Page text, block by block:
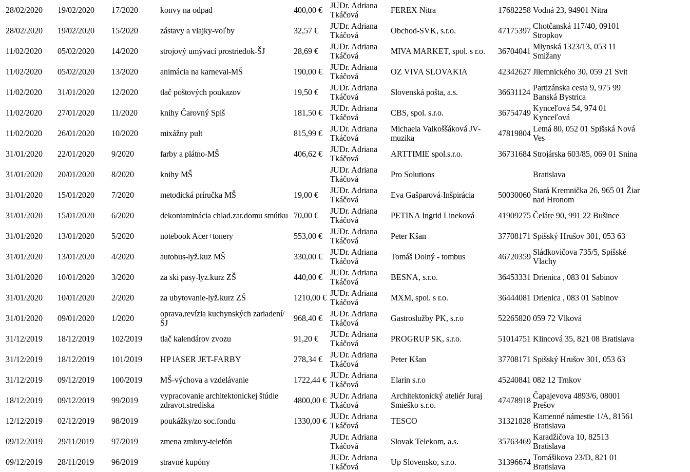
28/02/2020 19/02/2020 17/2020 konvy na odpad 400,00 €
JUDr. Adriana
Tkáčová
FEREX Nitra 17682258 Vodná 23, 94901 Nitra
28/02/2020 19/02/2020 15/2020 zástavy a vlajky-voľby 32,57 €
JUDr. Adriana
Tkáčová
Obchod-SVK, s.r.o. 47175397
Chotčanská 117/40, 09101
Stropkov
11/02/2020
05/02/2020 14/2020 strojový umývací prostriedok-ŠJ 28,69 €
JUDr. Adriana
Tkáčová
MIVA MARKET, spol. s r.o. 36704041
Mlynská 1323/13, 053 11
Smižany
11/02/2020
05/02/2020 13/2020 animácia na karneval-MŠ 190,00 €
JUDr. Adriana
Tkáčová
OZ VIVA SLOVAKIA 42342627 Jilemnického 30, 059 21 Svit
11/02/2020 31/01/2020 12/2020 tlač poštových poukazov 19,50 €
JUDr. Adriana
Tkáčová
Slovenská pošta, a.s. 36631124
Partizánska cesta 9, 975 99
Banská Bystrica
11/02/2020
27/01/2020 11/2020 knihy Čarovný Spiš 181,50 €
JUDr. Adriana
Tkáčová
CBS, spol. s.r.o. 36754749
Kynceľová 54, 974 01
Kynceľová
11/02/2020
26/01/2020 10/2020 mixážny pult 815,99 €
JUDr. Adriana
Tkáčová
Michaela Valkoššáková JV-
muzika
47819804
Letná 80, 052 01 Spišská Nová
Ves
31/01/2020
22/01/2020 9/2020 farby a plátno-MŠ 406,62 €
JUDr. Adriana
Tkáčová
ARTTIMIE spol.s.r.o. 36731684 Strojárska 603/85, 069 01 Snina
31/01/2020 20/01/2020 8/2020 knihy MŠ
JUDr. Adriana
Tkáčová
Pro Solutions Bratislava
31/01/2020 15/01/2020 7/2020 metodická príručka MŠ 19,00 €
JUDr. Adriana
Tkáčová
Eva Gašparová-Inšpirácia 50030060
Stará Kremnička 26, 965 01 Žiar
nad Hronom
31/01/2020
15/01/2020 6/2020 dekontaminácia chlad.zar.domu smútku 70,00 €
JUDr. Adriana
Tkáčová
PETINA Ingrid Lineková 41909275 Čeláre 90, 991 22 Bušince
31/01/2020 13/01/2020 5/2020 notebook Acer+tonery 553,00 €
JUDr. Adriana
Tkáčová
Peter Kšan 37708171 Spišský Hrušov 301, 053 63
31/01/2020 13/01/2020 4/2020 autobus-lyž.kuz MŠ 330,00 €
JUDr. Adriana
Tkáčová
Tomáš Dolný - tombus 46720359
Sládkovičova 735/5, Spišské
Vlachy
31/01/2020
10/01/2020 3/2020 za ski pasy-lyz.kurz ZŠ 440,00 €
JUDr. Adriana
Tkáčová
BESNA, s.r.o. 36453331 Drienica , 083 01 Sabinov
31/01/2020 10/01/2020 2/2020 za ubytovanie-lyž.kurz ZŠ 1210,00 €
JUDr. Adriana
Tkáčová
MXM, spol. s r.o. 36444081 Drienica , 083 01 Sabinov
31/01/2020 09/01/2020 1/2020
oprava,revízia kuchynských zariadení/
ŠJ
968,40 €
JUDr. Adriana
Tkáčová
Gastroslužby PK, s.r.o 52265820 059 72 Vlková
31/12/2019 18/12/2019 102/2019 tlač kalendárov zvozu 91,20 €
JUDr. Adriana
Tkáčová
PROGRUP SK, s.r.o. 51014751 Klincová 35, 821 08 Bratislava
31/12/2019 18/12/2019 101/2019 HP lASER JET-FARBY 278,34 €
JUDr. Adriana
Tkáčová
Peter Kšan 37708171 Spišský Hrušov 301, 053 63
31/12/2019 09/12/2019 100/2019 MŠ-výchova a vzdelávanie 1722,44 €
JUDr. Adriana
Tkáčová
Elarin s.r.o 45240841 082 12 Trnkov
18/12/2019 09/12/2019 99/2019
vypracovanie architektonickej štúdie
zdravot.strediska
4800,00 €
JUDr. Adriana
Tkáčová
Architektonický ateliér Juraj
Smieško s.r.o.
47478918
Čapajevova 4893/6, 08001
Prešov
12/12/2019
02/12/2019 98/2019 poukážky/zo soc.fondu 1330,00 €
JUDr. Adriana
Tkáčová
TESCO 31321828
Kamenné námestie 1/A, 81561
Bratislava
09/12/2019
29/11/2019 97/2019 zmena zmluvy-telefón
JUDr. Adriana
Tkáčová
Slovak Telekom, a.s. 35763469
Karadžičova 10, 82513
Bratislava
09/12/2019
28/11/2019 96/2019 stravné kupóny
JUDr. Adriana
Tkáčová
Up Slovensko, s.r.o. 31396674
Tomášikova 23/D, 821 01
Bratislava